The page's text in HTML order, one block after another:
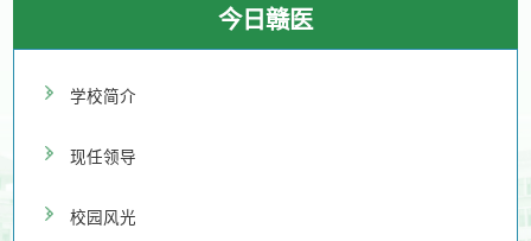
今日赣医
学校简介
现任领导
校园风光